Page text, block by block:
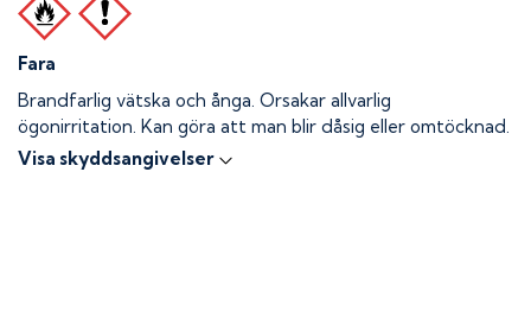
Fara
Brandfarlig vätska och ånga. Orsakar allvarlig
ögonirritation. Kan göra att man blir dåsig eller omtöcknad.
Visa skyddsangivelser